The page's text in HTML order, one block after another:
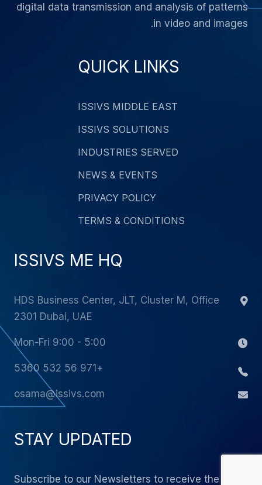
digital data transmission and analysis of patterns
in video and images.
QUICK LINKS
ISSIVS MIDDLE EAST
ISSIVS SOLUTIONS
INDUSTRIES SERVED
NEWS & EVENTS
PRIVACY POLICY
TERMS & CONDITIONS
ISSIVS ME HQ
HDS Business Center, JLT, Cluster M, Office
2301 Dubai, UAE
Mon-Fri 9:00 - 5:00
+971 56 532 5360
osama@issivs.com
STAY UPDATED
Subscribe to our Newsletters to receive the